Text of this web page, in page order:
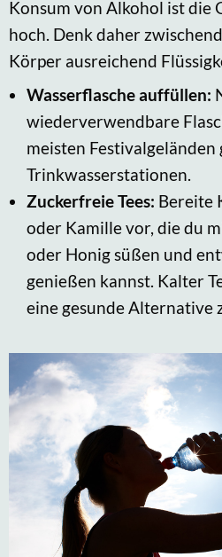
Konsum von Alkohol ist die
hoch. Denk daher
Körper ausreichend
Wasserflasche auffüllen:
wiederverwendbare
meisten Festivalgeländen
Trinkwasserstationen.
Zuckerfreie Tees: Bereite
oder Kamille vor, die du
oder Honig süßen und
genießen kannst. Kalter
eine gesunde Alternative